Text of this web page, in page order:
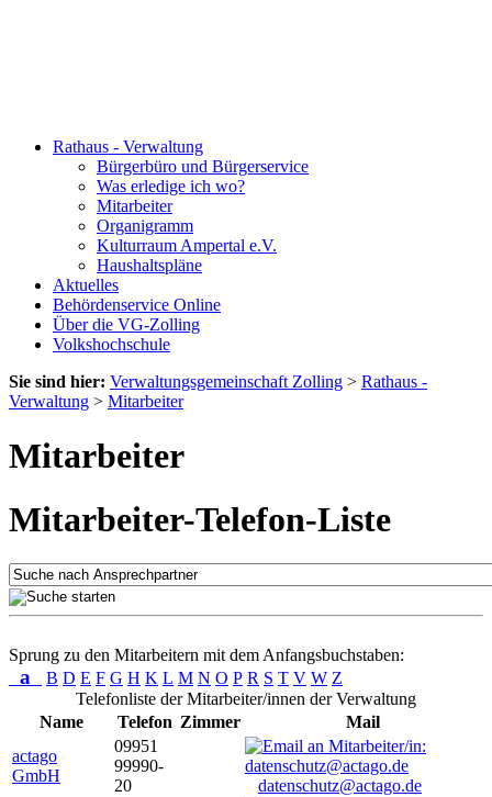
Rathaus - Verwaltung
Bürgerbüro und Bürgerservice
Was erledige ich wo?
Mitarbeiter
Organigramm
Kulturraum Ampertal e.V.
Haushaltspläne
Aktuelles
Behördenservice Online
Über die VG-Zolling
Volkshochschule
Sie sind hier: Verwaltungsgemeinschaft Zolling > Rathaus -
Verwaltung > Mitarbeiter
Mitarbeiter
Mitarbeiter-Telefon-Liste
Sprung zu den Mitarbeitern mit dem Anfangsbuchstaben:
a B D E F G H K L M N O P R S T V W Z
Telefonliste der Mitarbeiter/innen der Verwaltung
Name
Telefon Zimmer
Mail
actago
GmbH
09951
99990-
20
datenschutz@actago.de